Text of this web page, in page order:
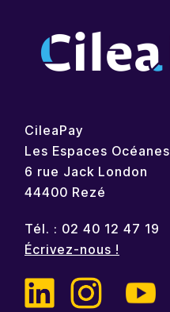
CileaPay
Les Espaces Océanes
6 rue Jack London
44400 Rezé
Tél. : 02 40 12 47 19
Écrivez-nous !